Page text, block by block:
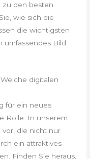
zu den besten
wie sich die
die wichtigsten
umfassendes Bild
digitalen
für ein neues
Rolle. In unserem
die nicht nur
ein attraktives
Finden Sie heraus,